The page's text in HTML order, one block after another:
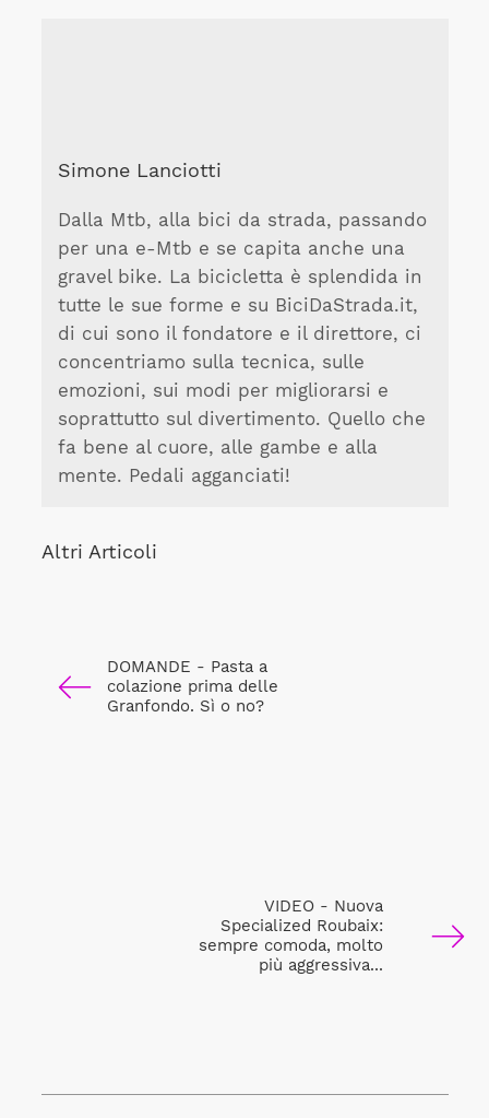
Simone Lanciotti
Dalla Mtb, alla bici da strada, passando
per una e-Mtb e se capita anche una
gravel bike. La bicicletta è splendida in
tutte le sue forme e su BiciDaStrada.it,
di cui sono il fondatore e il direttore, ci
concentriamo sulla tecnica, sulle
emozioni, sui modi per migliorarsi e
soprattutto sul divertimento. Quello che
fa bene al cuore, alle gambe e alla
mente. Pedali agganciati!
Altri Articoli
DOMANDE - Pasta a
colazione prima delle
Granfondo. Sì o no?
VIDEO - Nuova
Specialized Roubaix:
sempre comoda, molto
più aggressiva...